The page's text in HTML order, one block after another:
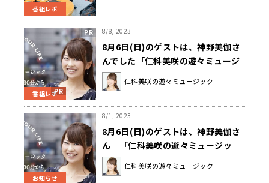
番組レポ
番組レポ
8/8, 2023
8月6日(日)のゲストは、神野美伽さ
んでした「仁科美咲の遊々ミュージ
ック」
仁科美咲の遊々ミュージック
お知らせ
8/1, 2023
8月6日(日)のゲストは、神野美伽さ
ん 「仁科美咲の遊々ミュージッ
ク」
仁科美咲の遊々ミュージック